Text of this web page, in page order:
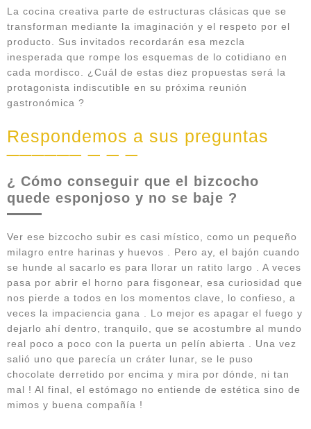
La cocina creativa parte de estructuras clásicas que se
transforman mediante la imaginación y el respeto por el
producto. Sus invitados recordarán esa mezcla
inesperada que rompe los esquemas de lo cotidiano en
cada mordisco. ¿Cuál de estas diez propuestas será la
protagonista indiscutible en su próxima reunión
gastronómica ?
Respondemos a sus preguntas
¿ Cómo conseguir que el bizcocho
quede esponjoso y no se baje ?
Ver ese bizcocho subir es casi místico, como un pequeño
milagro entre harinas y huevos . Pero ay, el bajón cuando
se hunde al sacarlo es para llorar un ratito largo . A veces
pasa por abrir el horno para fisgonear, esa curiosidad que
nos pierde a todos en los momentos clave, lo confieso, a
veces la impaciencia gana . Lo mejor es apagar el fuego y
dejarlo ahí dentro, tranquilo, que se acostumbre al mundo
real poco a poco con la puerta un pelín abierta . Una vez
salió uno que parecía un cráter lunar, se le puso
chocolate derretido por encima y mira por dónde, ni tan
mal ! Al final, el estómago no entiende de estética sino de
mimos y buena compañía !